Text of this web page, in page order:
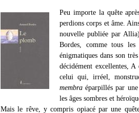
Peu importe la quête
perdions corps et âme.
nouvelle publiée par
Bordes, comme tous
énigmatiques dans son
décidément excellentes,
celui qui, irréel,
membra éparpillés par
les âges sombres et
Mais le rêve, y compris opiacé par une